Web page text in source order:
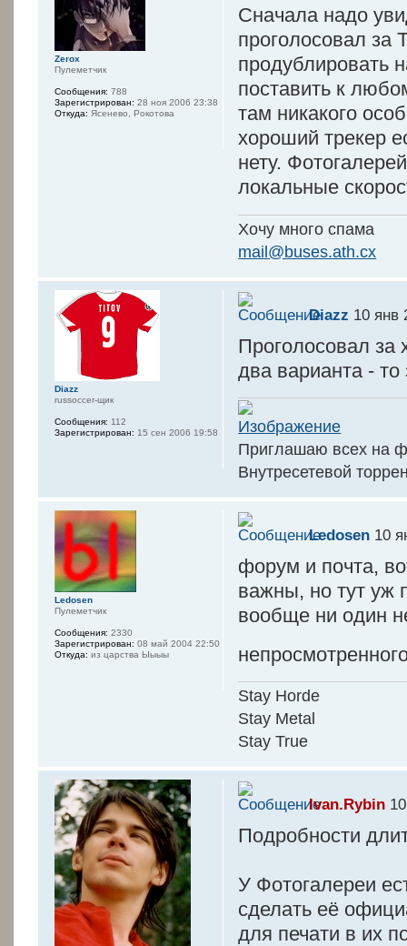
Сначала надо
проголосовал за
продублировать
поставить к
там никакого
хороший трекер
нету.
локальные
Хочу много спама
mail@buses.ath.cx
Zerox
Пулеметчик
Сообщения: 788
Зарегистрирован: 28 ноя 2006 23:38
Откуда: Ясенево, Рокотова
Diazz 10 янв
Проголосовал за
два варианта - то
Приглашаю всех на
Внутресетевой
Diazz
russoccer-щик
Сообщения: 112
Зарегистрирован: 15 сен 2006 19:58
Ledosen 10
форум и почта,
важны, но тут уж
вообще ни один
Stay Horde
Stay Metal
Stay True
Ledosen
Пулеметчик
Сообщения: 2330
Зарегистрирован: 08 май 2004 22:50
Откуда: из царства Ыыыы
Ivan.Rybin
Подробности
У Фотогалереи
сделать её
для печати в их